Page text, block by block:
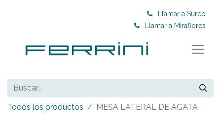
Llamar a Surco
Llamar a Miraflores
Todos los productos MESA LATERAL DE AGATA